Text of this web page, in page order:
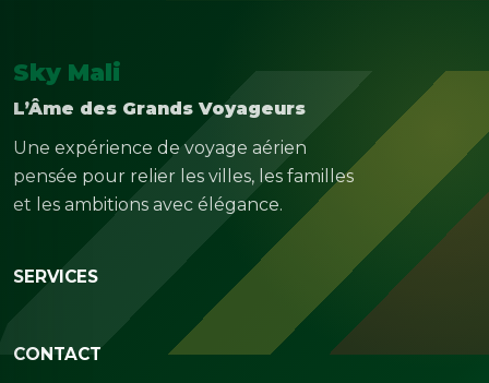
Sky Mali
L’Âme des Grands Voyageurs
Une expérience de voyage aérien
pensée pour relier les villes, les familles
et les ambitions avec élégance.
SERVICES
CONTACT